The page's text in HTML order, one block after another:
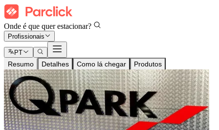
Onde é que quer estacionar?
Profissionais
PT
Resumo Detalhes Como lá chegar Produtos